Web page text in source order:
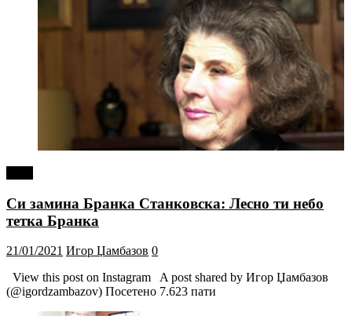
Си замина Бранка Станковска: Лесно ти небо
тетка Бранка
21/01/2021 Игор Џамбазов 0
View this post on Instagram A post shared by Игор Џамбазов
(@igordzambazov) Посетено 7.623 пати